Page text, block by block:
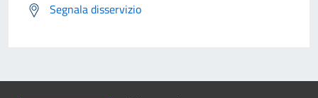
Segnala disservizio